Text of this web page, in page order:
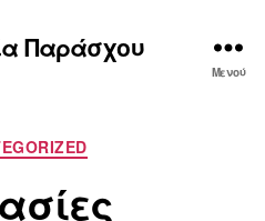
Παράσχου
Μενού
Κατηγορίες